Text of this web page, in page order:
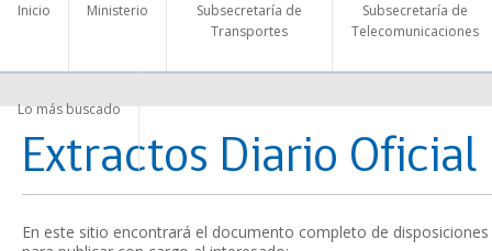
Inicio Ministerio
Subsecretaría de
Transportes
Subsecretaría de
Telecomunicaciones
Lo más buscado
Extractos Diario Oficial
En este sitio encontrará el documento completo de